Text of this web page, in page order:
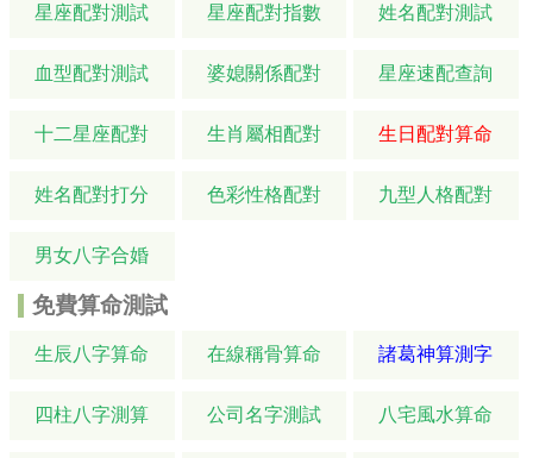
星座配對測試 星座配對指數 姓名配對測試
血型配對測試 婆媳關係配對 星座速配查詢
十二星座配對 生肖屬相配對 生日配對算命
姓名配對打分 色彩性格配對 九型人格配對
男女八字合婚
免費算命測試
生辰八字算命 在線稱骨算命 諸葛神算測字
四柱八字測算 公司名字測試 八宅風水算命